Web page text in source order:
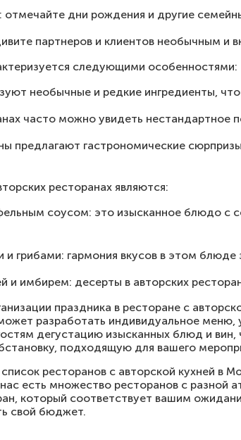
дни рождения и другие
партнеров и клиентов необычным
следующими особенностями:
необычные и редкие ингредиенты,
часто можно увидеть
предлагают гастрономические
ресторанах являются:
соусом: это изысканное блюдо
и грибами: гармония вкусов в этом блюде
и имбирем: десерты в авторских
праздника в ресторане с
разработать индивидуальное меню,
дегустацию изысканных блюд и
подходящую для вашего
ресторанов с авторской кухней в
есть множество ресторанов с разной
который соответствует вашим
свой бюджет.